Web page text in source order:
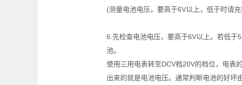
(测量电池电压，要高于6V以上，低于时请
6.先检查电池电压，要高于6V以上。若低于
池。
使用三用电表转至DCV档20V的档位，电表
出来的就是电池电压。通常判断电池的好坏